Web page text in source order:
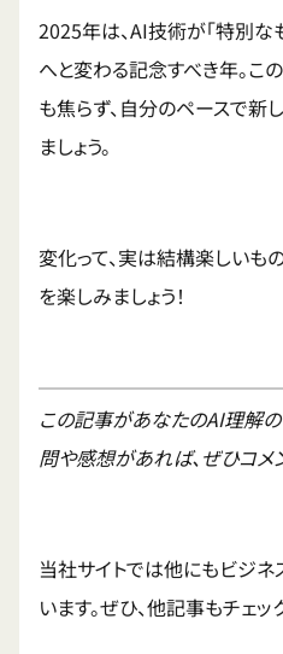
2025年は、AI技術が「特別な
へと変わる記念すべき年。こ
も焦らず、自分のペースで新
ましょう。
変化って、実は結構楽しいも
を楽しみましょう！
この記事があなたのAI理解
問や感想があれば、ぜひコメ
当社サイトでは他にもビジ
います。ぜひ、他記事もチェッ